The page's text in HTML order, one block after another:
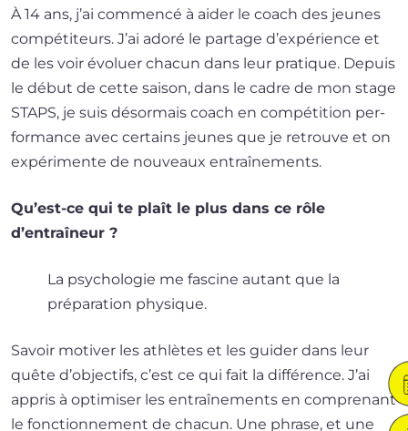
À 14 ans, j’ai com­men­cé à aider le coach des jeunes
com­pé­ti­teurs. J’ai ado­ré le par­tage d’expérience et
de les voir évo­luer cha­cun dans leur pra­tique. Depuis
le début de cette sai­son, dans le cadre de mon stage
STAPS, je suis désor­mais coach en com­pé­ti­tion per­
for­mance avec cer­tains jeunes que je retrouve et on
expé­ri­mente de nou­veaux entraînements.
Qu’est-ce qui te plaît le plus dans ce rôle
d’entraîneur ?
La psy­cho­lo­gie me fas­cine autant que la
pré­pa­ra­tion physique.
Savoir moti­ver les ath­lètes et les gui­der dans leur
quête d’objectifs, c’est ce qui fait la dif­fé­rence. J’ai
appris à opti­mi­ser les entraî­ne­ments en com­pre­nant
le fonc­tion­ne­ment de cha­cun. Une phrase, et une